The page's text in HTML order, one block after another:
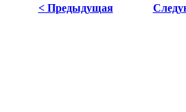
< Предыдущая